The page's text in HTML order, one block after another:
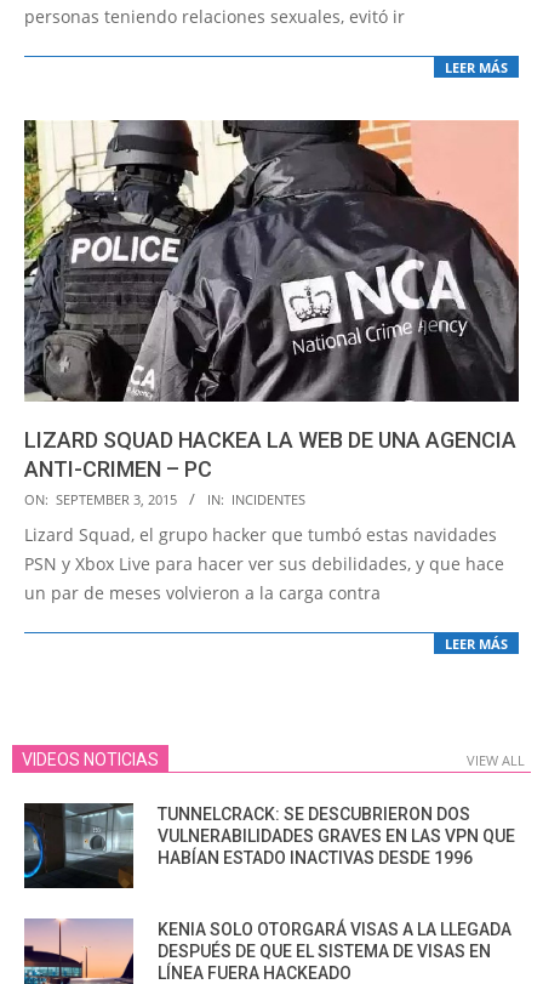
personas teniendo relaciones sexuales, evitó ir
LEER MÁS
LIZARD SQUAD HACKEA LA WEB DE UNA AGENCIA
ANTI-CRIMEN – PC
2015-
09-
03
ON: SEPTEMBER 3, 2015 IN: INCIDENTES
Lizard Squad, el grupo hacker que tumbó estas navidades
PSN y Xbox Live para hacer ver sus debilidades, y que hace
un par de meses volvieron a la carga contra
LEER MÁS
VIDEOS NOTICIAS VIEW ALL
TUNNELCRACK: SE DESCUBRIERON DOS
VULNERABILIDADES GRAVES EN LAS VPN QUE
HABÍAN ESTADO INACTIVAS DESDE 1996
KENIA SOLO OTORGARÁ VISAS A LA LLEGADA
DESPUÉS DE QUE EL SISTEMA DE VISAS EN
LÍNEA FUERA HACKEADO